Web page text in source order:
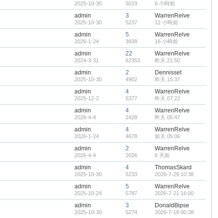
2025-10-30 5019 6 小時前
admin
2025-10-30
3
5237
WarrenRelve
12 小時前
admin
2026-1-24
5
3938
WarrenRelve
16 小時前
admin
2024-3-31
22
62353
WarrenRelve
昨天 21:50
admin
2025-10-30
2
4902
Dennisset
昨天 15:37
admin
2025-12-2
4
5377
WarrenRelve
昨天 07:22
admin
2026-4-4
4
2428
WarrenRelve
昨天 05:47
admin
2026-1-24
4
4678
WarrenRelve
前天 05:06
admin
2026-4-4
2
2026
WarrenRelve
6 天前
admin
2025-10-30
4
5233
ThomasSkard
2026-7-29 10:38
admin
2025-10-24
5
5787
WarrenRelve
2026-7-21 16:00
admin
2025-10-30
3
5274
DonaldBipse
2026-7-18 00:38